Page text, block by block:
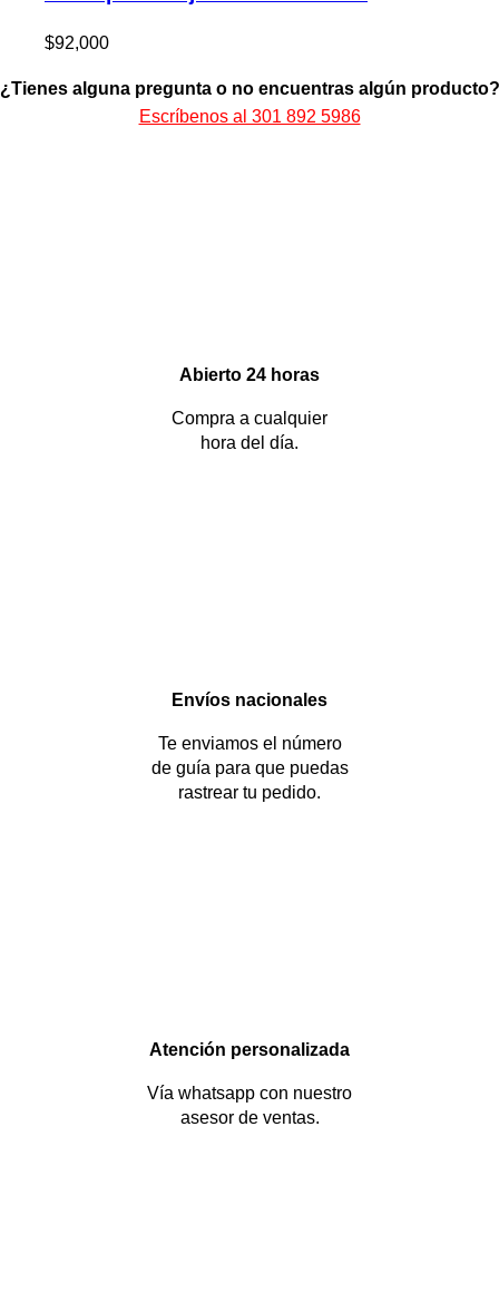
$92,000
¿Tienes alguna pregunta o no encuentras algún producto?
Escríbenos al 301 892 5986
Abierto 24 horas
Compra a cualquier
hora del día.
Envíos nacionales
Te enviamos el número
de guía para que puedas
rastrear tu pedido.
Atención personalizada
Vía whatsapp con nuestro
asesor de ventas.